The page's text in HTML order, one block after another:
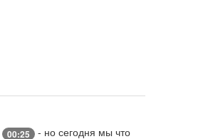
00:25
- но сегодня мы что